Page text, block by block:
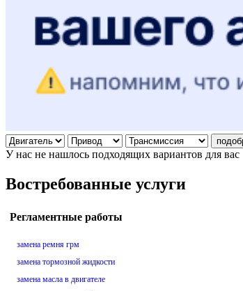
У нас не нашлось подходящих вариантов для вас
Востребованные услуги
Регламентные работы
замена ремня грм
замена тормозной жидкости
замена масла в двигателе